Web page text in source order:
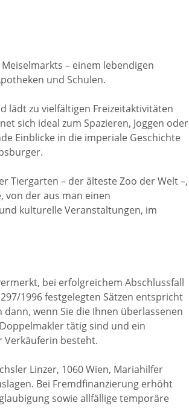
– einem lebendigen
und Schulen.
lädt zu vielfältigen Freizeitaktivitäten
sich ideal zum Spazieren, Joggen oder
Einblicke in die imperiale Geschichte
Tiergarten – der älteste Zoo der Welt –,
von der aus man einen
kulturelle Veranstaltungen, im
bei erfolgreichem Abschlussfall
1996 festgelegten Sätzen entspricht
dann, wenn Sie die Ihnen überlassenen
tätig sind und ein
Verkäuferin besteht.
Linzer, 1060 Wien, Mariahilfer
Bei Fremdfinanzierung erhöht
sowie allfällige temporäre